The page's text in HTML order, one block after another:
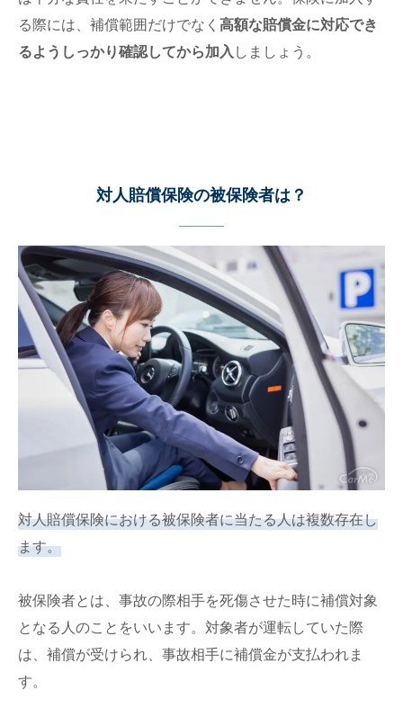
る際には、補償範囲だけでなく 高額な賠償金に対応でき
るようしっかり確認してから加入 しましょう。
対人賠償保険の被保険者は？
対人賠償保険における被保険者に当たる人は複数存在し
ます。
被保険者とは、事故の際相手を死傷させた時に補償対象
となる人のことをいいます。対象者が運転していた際
は、補償が受けられ、事故相手に補償金が支払われま
す。